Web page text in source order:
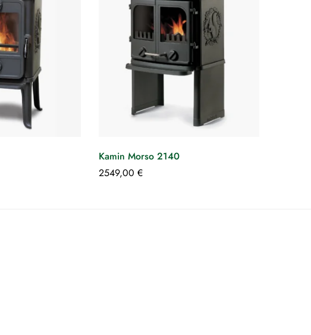
Kamin Morso 2140
2549,00 €